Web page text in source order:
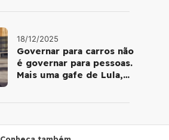
18/12/2025
Governar para carros não
é governar para pessoas.
Mais uma gafe de Lula,